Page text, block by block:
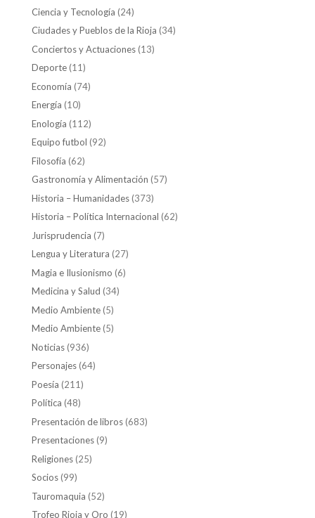
Ciencia y Tecnología (24)
Ciudades y Pueblos de la Rioja (34)
Conciertos y Actuaciones(13)
Deporte(11)
Economía (74)
Energía (10)
Enología (112)
Equipo futbol (92)
Filosofía (62)
Gastronomía y Alimentación (57)
Historia – Humanidades(373)
Historia – Política Internacional (62)
Jurisprudencia (7)
Lengua y Literatura (27)
Magia e Ilusionismo (6)
Medicina y Salud (34)
Medio Ambiente(5)
Medio Ambiente(5)
Noticias(936)
Personajes(64)
Poesía (211)
Política (48)
Presentación de libros(683)
Presentaciones(9)
Religiones(25)
Socios(99)
Tauromaquia (52)
Trofeo Rioja y Oro (19)